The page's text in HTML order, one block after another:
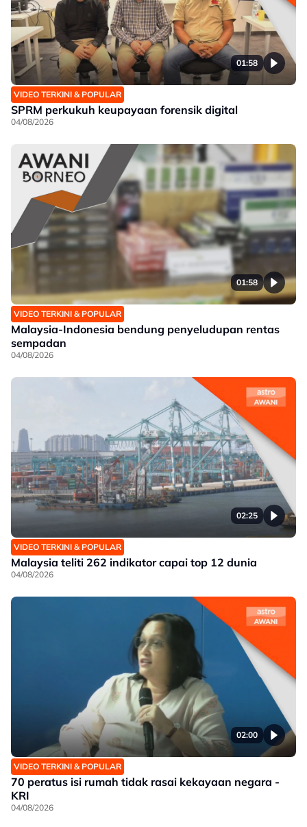
01:58
VIDEO TERKINI & POPULAR
SPRM perkukuh keupayaan forensik digital
04/08/2026
01:58
VIDEO TERKINI & POPULAR
Malaysia-Indonesia bendung penyeludupan rentas
sempadan
04/08/2026
02:25
VIDEO TERKINI & POPULAR
Malaysia teliti 262 indikator capai top 12 dunia
04/08/2026
02:00
VIDEO TERKINI & POPULAR
70 peratus isi rumah tidak rasai kekayaan negara -
KRI
04/08/2026